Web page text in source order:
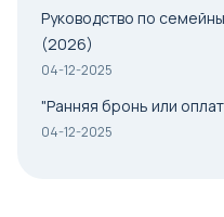
Руководство по
(2026)
04-12-2025
"Ранняя бронь или
04-12-2025